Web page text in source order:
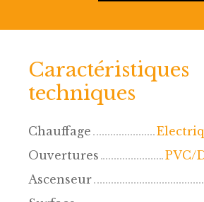
Caractéristiques
techniques
Chauffage
Ouvertures
PVC/
Ascenseur